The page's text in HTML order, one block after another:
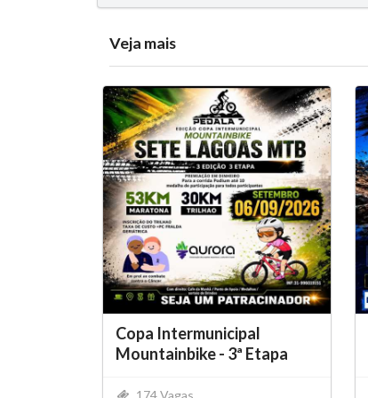
Veja mais
Copa Intermunicipal
Mountainbike - 3ª Etapa